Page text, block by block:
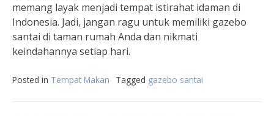
memang layak menjadi tempat istirahat idaman di
Indonesia. Jadi, jangan ragu untuk memiliki gazebo
santai di taman rumah Anda dan nikmati
keindahannya setiap hari.
Posted in Tempat Makan Tagged gazebo santai